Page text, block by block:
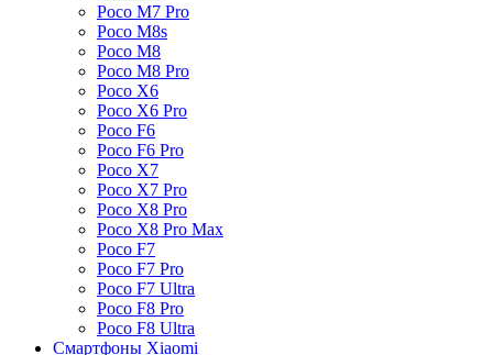
Poco M7 Pro
Poco M8s
Poco M8
Poco M8 Pro
Poco X6
Poco X6 Pro
Poco F6
Poco F6 Pro
Poco X7
Poco X7 Pro
Poco X8 Pro
Poco X8 Pro Max
Poco F7
Poco F7 Pro
Poco F7 Ultra
Poco F8 Pro
Poco F8 Ultra
Смартфоны Xiaomi